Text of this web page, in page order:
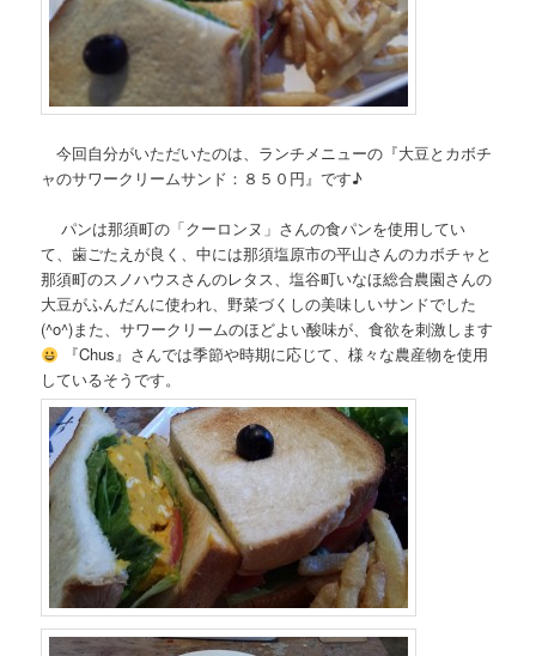
今回自分がいただいたのは、ランチメニューの『大豆とカボチ
ャのサワークリームサンド：８５０円』です♪
パンは那須町の「クーロンヌ」さんの食パンを使用してい
て、歯ごたえが良く、中には那須塩原市の平山さんのカボチャと
那須町のスノハウスさんのレタス、塩谷町いなほ総合農園さんの
大豆がふんだんに使われ、野菜づくしの美味しいサンドでした
(^o^)また、サワークリームのほどよい酸味が、食欲を刺激します
『Chus』さんでは季節や時期に応じて、様々な農産物を使用
しているそうです。